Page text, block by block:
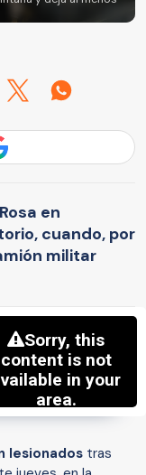
en
cuando, por
militar
lesionados tras